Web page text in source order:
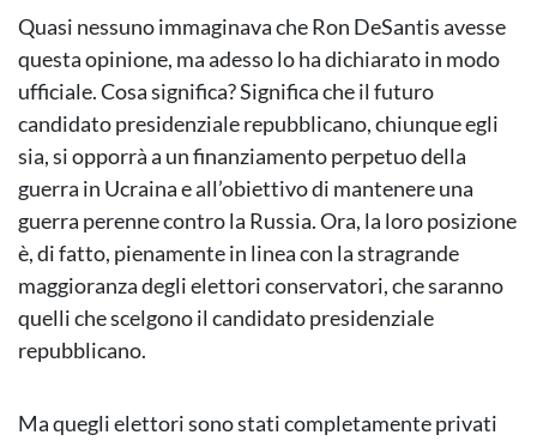
Quasi nessuno immaginava che Ron DeSantis avesse
questa opinione, ma adesso lo ha dichiarato in modo
ufficiale. Cosa significa? Significa che il futuro
candidato presidenziale repubblicano, chiunque egli
sia, si opporrà a un finanziamento perpetuo della
guerra in Ucraina e all’obiettivo di mantenere una
guerra perenne contro la Russia. Ora, la loro posizione
è, di fatto, pienamente in linea con la stragrande
maggioranza degli elettori conservatori, che saranno
quelli che scelgono il candidato presidenziale
repubblicano.
Ma quegli elettori sono stati completamente privati